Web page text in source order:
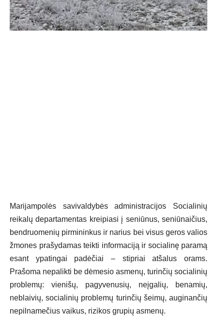
Marijampolės savivaldybės administracijos Socialinių
reikalų departamentas kreipiasi į seniūnus, seniūnaičius,
bendruomenių pirmininkus ir narius bei visus geros valios
žmones prašydamas teikti informaciją ir socialinę paramą
esant ypatingai padėčiai – stipriai atšalus orams.
Prašoma nepalikti be dėmesio asmenų, turinčių socialinių
problemų: vienišų, pagyvenusių, neįgalių, benamių,
neblaivių, socialinių problemų turinčių šeimų, auginančių
nepilnamečius vaikus, rizikos grupių asmenų.